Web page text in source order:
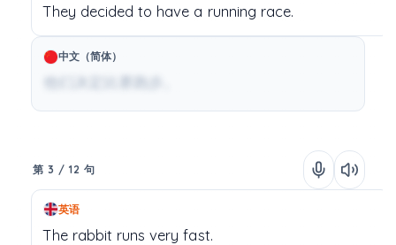
They decided to have a running race.
中文（简体）
他们决定比赛跑步。
第 3 / 12 句
英语
The rabbit runs very fast.